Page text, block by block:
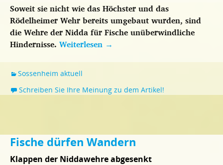
Soweit sie nicht wie das Höchster und das
Rödelheimer Wehr bereits umgebaut wurden, sind
die Wehre der Nidda für Fische unüberwindliche
Hindernisse. Weiterlesen →
Sossenheim aktuell
Schreiben Sie Ihre Meinung zu dem Artikel!
Fische dürfen Wandern
Klappen der Niddawehre abgesenkt